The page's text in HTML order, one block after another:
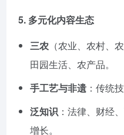
5. 多元化内容生态
三农 （农业、农村、
田园生活、农产品。
手工艺与非遗 ：传统
泛知识 ：法律、财经
增长。